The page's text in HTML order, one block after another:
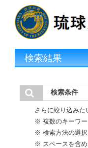
検索結果
検索条件
さらに絞り込み
※ 複数のキーワ
※ 検索方法の選
※ スペースを含